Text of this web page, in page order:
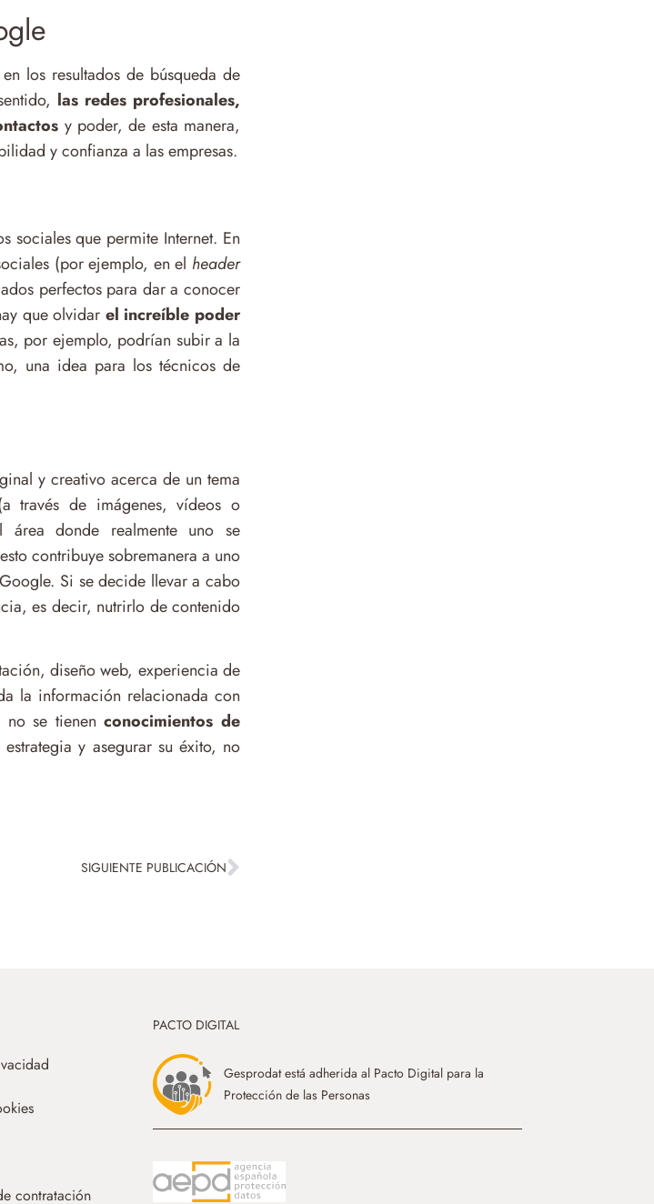
los resultados de búsqueda de
las redes profesionales,
y poder, de esta manera,
y confianza a las empresas.
sociales que permite Internet. En
(por ejemplo, en el header
perfectos para dar a conocer
que olvidar el increíble poder
por ejemplo, podrían subir a la
una idea para los técnicos de
y creativo acerca de un tema
través de imágenes, vídeos o
donde realmente uno se
contribuye sobremanera a uno
Si se decide llevar a cabo
es decir, nutrirlo de contenido
diseño web, experiencia de
la información relacionada con
se tienen conocimientos de
y asegurar su éxito, no
SIGUIENTE PUBLICACIÓN
contratación
PACTO DIGITAL
Gesprodat está adherida al Pacto Digital para la
Protección de las Personas